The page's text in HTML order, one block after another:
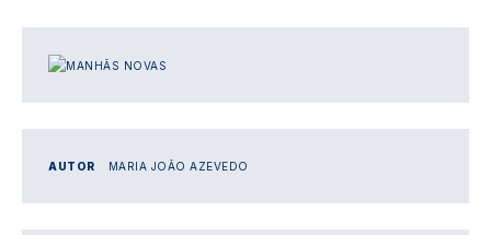
IMAGEM
AUTOR MARIA JOÃO AZEVEDO